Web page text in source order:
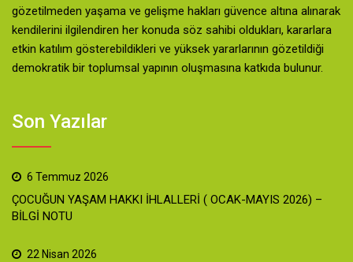
gözetilmeden yaşama ve gelişme hakları güvence altına alınarak
kendilerini ilgilendiren her konuda söz sahibi oldukları, kararlara
etkin katılım gösterebildikleri ve yüksek yararlarının gözetildiği
demokratik bir toplumsal yapının oluşmasına katkıda bulunur.
Son Yazılar
6 Temmuz 2026
ÇOCUĞUN YAŞAM HAKKI İHLALLERİ ( OCAK-MAYIS 2026) –
BİLGİ NOTU
22 Nisan 2026